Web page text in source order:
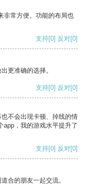
非常方便。功能的布局也
支持[0] 反对[0]
更准确的选择。
支持[0] 反对[0]
不会出现卡顿、掉线的情
app，我的游戏水平提升了
支持[0] 反对[0]
合的朋友一起交流。